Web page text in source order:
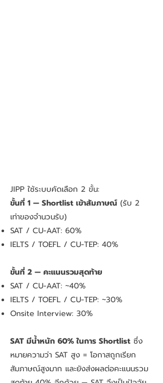
JIPP ใช้ระบบคัดเลือก 2 ขั้น:
ขั้นที่ 1 — Shortlist เข้าสัมภาษณ์ (รับ 2
เท่าของจำนวนรับ)
SAT / CU-AAT: 60%
IELTS / TOEFL / CU-TEP: 40%
ขั้นที่ 2 — คะแนนรวมสุดท้าย
SAT / CU-AAT: ~40%
IELTS / TOEFL / CU-TEP: ~30%
Onsite Interview: 30%
SAT มีน้ำหนัก 60% ในการ Shortlist ซึ่ง
หมายความว่า SAT สูง = โอกาสถูกเรียก
สัมภาษณ์สูงมาก และยังส่งผลต่อคะแนนรวม